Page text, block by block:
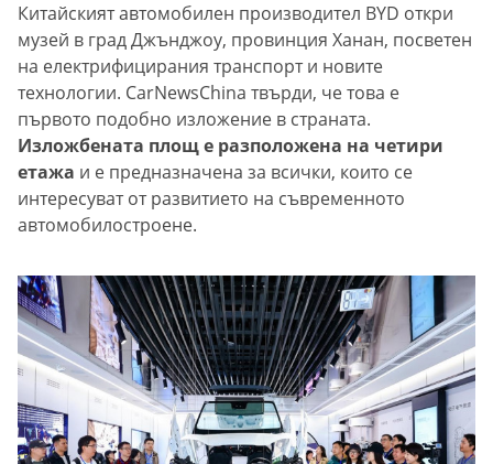
Китайският автомобилен производител BYD откри
музей в град Джънджоу, провинция Ханан, посветен
на електрифицирания транспорт и новите
технологии. CarNewsChina твърди, че това е
първото подобно изложение в страната.
Изложбената площ е разположена на четири
етажа и е предназначена за всички, които се
интересуват от развитието на съвременното
автомобилостроене.